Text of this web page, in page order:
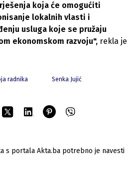
koja će omogućiti
lokalnih vlasti i
usluga koje se pružaju
ekonomskom razvoju", rekla je
radnika Senka Jujić
s portala Akta.ba potrebno je navesti